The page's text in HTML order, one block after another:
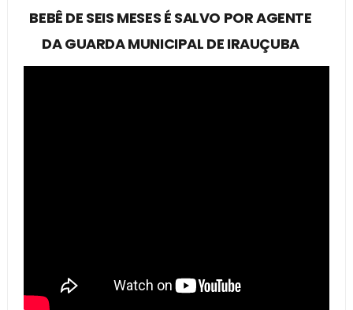
BEBÊ DE SEIS MESES É SALVO POR AGENTE
DA GUARDA MUNICIPAL DE IRAUÇUBA